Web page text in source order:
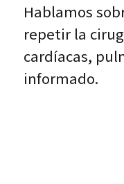
Hablamos
repetir la
cardíacas,
informado.